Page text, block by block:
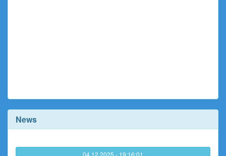
News
04.12.2025 - 19:16:01